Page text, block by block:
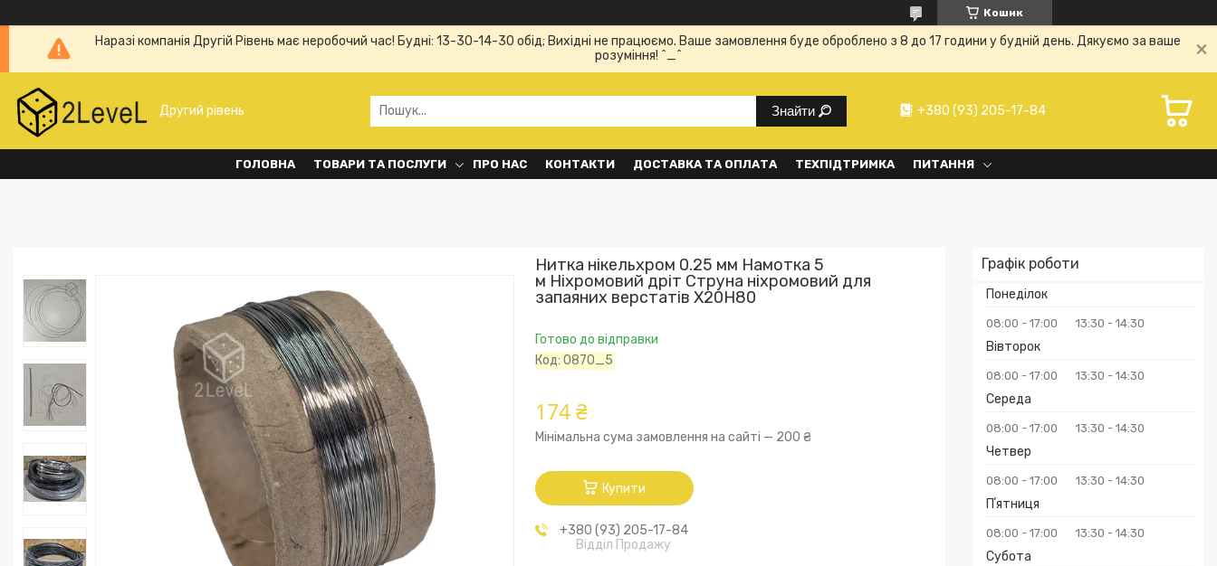
Кошик
Наразі компанія Другій Рівень має неробочий час! Будні: 13-30-14-30 обід; Вихідні не працюємо. Ваше замовлення буде оброблено з 8 до 17 години у будній день. Дякуємо за ваше
розуміння! ^_^
Другий рівень Знайти +380 (93) 205-17-84
ГОЛОВНА ТОВАРИ ТА ПОСЛУГИ ПРО НАС КОНТАКТИ ДОСТАВКА ТА ОПЛАТА ТЕХПІДТРИМКА ПИТАННЯ
Графік роботи
Понеділок
08:00 17:00 13:30 14:30
Вівторок
08:00 17:00 13:30 14:30
Середа
08:00 17:00 13:30 14:30
Четвер
08:00 17:00 13:30 14:30
Пʼятниця
08:00 17:00 13:30 14:30
Субота
Нитка нікельхром 0.25 мм Намотка 5
м Ніхромовий дріт Струна ніхромовий для
запаяних верстатів Х20Н80
Готово до відправки
Код:0870_5
174 ₴
Мінімальна сума замовлення на сайті — 200 ₴
Купити
+380 (93) 205-17-84
Відділ Продажу